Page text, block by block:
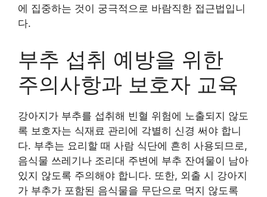
에 집중하는 것이 궁극적으로 바람직한 접근법입니
다.
부추 섭취 예방을 위한
주의사항과 보호자 교육
강아지가 부추를 섭취해 빈혈 위험에 노출되지 않도
록 보호자는 식재료 관리에 각별히 신경 써야 합니
다. 부추는 요리할 때 사람 식단에 흔히 사용되므로,
음식물 쓰레기나 조리대 주변에 부추 잔여물이 남아
있지 않도록 주의해야 합니다. 또한, 외출 시 강아지
가 부추가 포함된 음식물을 무단으로 먹지 않도록